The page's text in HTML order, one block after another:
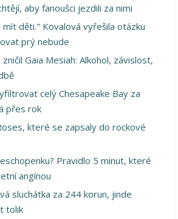
aby fanoušci jezdili za nimi
mít děti." Kovalová vyřešila otázku
prý nebude
Gaia Mesiah: Alkohol, závislost,
celý Chesapeake Bay za
přes rok
které se zapsaly do rockové
Pravidlo 5 minut, které
angínou
sluchátka za 244 korun, jinde
tolik